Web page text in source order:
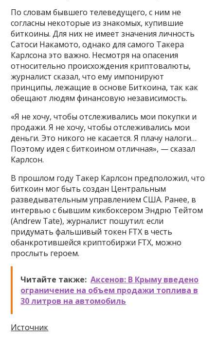
По словам бывшего телеведущего, с ним не
согласны некоторые из знакомых, купившие
биткоины. Для них не имеет значения личность
Сатоси Накамото, однако для самого Такера
Карлсона это важно. Несмотря на опасения
относительно происхождения криптовалюты,
журналист сказал, что ему импонируют
принципы, лежащие в основе Биткоина, так как
обещают людям финансовую независимость.
«Я не хочу, чтобы отслеживались мои покупки и
продажи. Я не хочу, чтобы отслеживались мои
деньги. Это никого не касается. Я плачу налоги…
Поэтому идея с биткоином отличная», — сказал
Карлсон.
В прошлом году Такер Карлсон предположил, что
биткоин мог быть создан Центральным
разведывательным управлением США. Ранее, в
интервью с бывшим кикбоксером Эндрю Тейтом
(Andrew Tate), журналист пошутил: если
придумать фальшивый токен FTX в честь
обанкротившейся криптобиржи FTX, можно
прослыть героем.
Читайте также: Аксенов: В Крыму введено
ограничение на объем продажи топлива в
30 литров на автомобиль
Источник